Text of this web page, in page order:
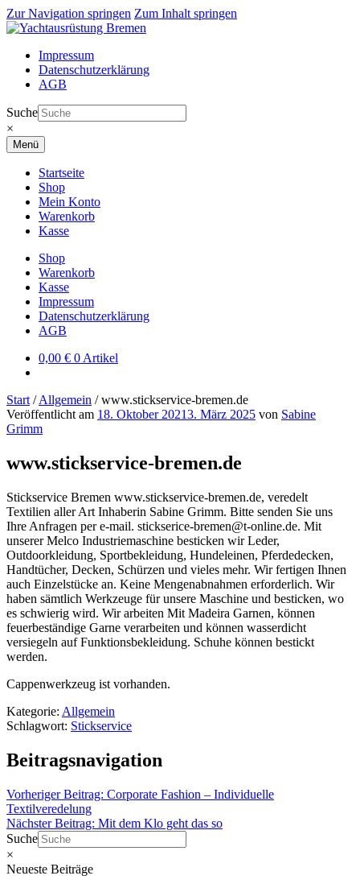
Zur Navigation springen Zum Inhalt springen
Impressum
Datenschutzerklärung
AGB
Suche
×
Menü
Startseite
Shop
Mein Konto
Warenkorb
Kasse
Shop
Warenkorb
Kasse
Impressum
Datenschutzerklärung
AGB
0,00 € 0 Artikel
Start /Allgemein /www.stickservice-bremen.de
Veröffentlicht am 18. Oktober 20213. März 2025 von Sabine
Grimm
www.stickservice-bremen.de
Stickservice Bremen www.stickservice-bremen.de, veredelt
Textilien aller Art Inhaberin Sabine Grimm. Bitte senden Sie uns
Ihre Anfragen per e-mail. stickserice-bremen@t-online.de. Mit
unserer Melco Industriemaschine besticken wir Leder,
Outdoorkleidung, Sportbekleidung, Hundeleinen, Pferdedecken,
Handtücher, Decken, Schürzen und vieles mehr. Wir fertigen Ihnen
auch Einzelstücke an. Keine Mengenabnahmen erforderlich. Wir
haben sämtlich Werkzeuge für unsere Maschine und besticken, wo
es schwierig wird. Wir arbeiten Mit Madeira Garnen, können
feuerbeständige Garne verarbeiten und können wasserdicht
versiegeln auf Funktionsbekleidung. Schuhe können bestickt
werden.
Cappenwerkzeug ist vorhanden.
Kategorie: Allgemein
Schlagwort: Stickservice
Beitragsnavigation
Vorheriger Beitrag: Corporate Fashion – Individuelle
Textilveredelung
Nächster Beitrag: Mit dem Klo geht das so
Suche
×
Neueste Beiträge